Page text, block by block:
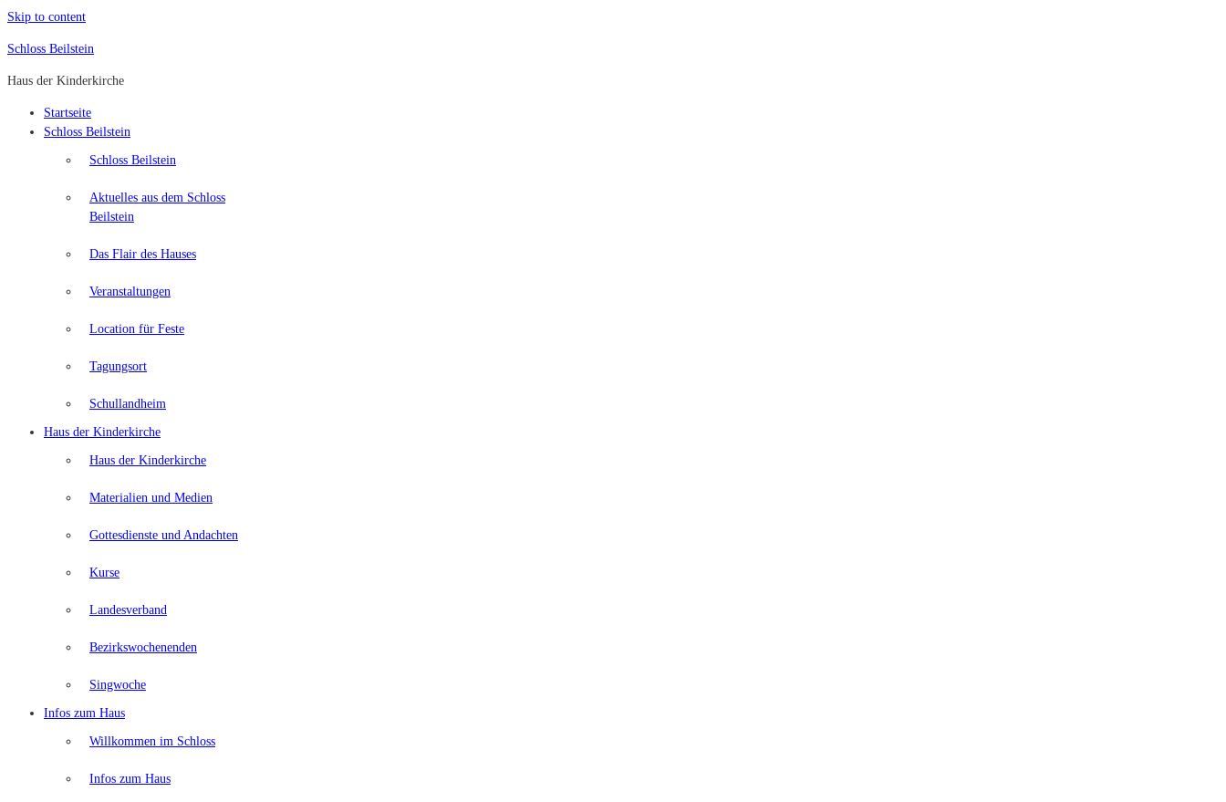
Skip to content
Schloss Beilstein
Haus der Kinderkirche
Startseite
Schloss Beilstein
Schloss Beilstein
Aktuelles aus dem Schloss
Beilstein
Das Flair des Hauses
Veranstaltungen
Location für Feste
Tagungsort
Schullandheim
Haus der Kinderkirche
Haus der Kinderkirche
Materialien und Medien
Gottesdienste und Andachten
Kurse
Landesverband
Bezirkswochenenden
Singwoche
Infos zum Haus
Willkommen im Schloss
Infos zum Haus